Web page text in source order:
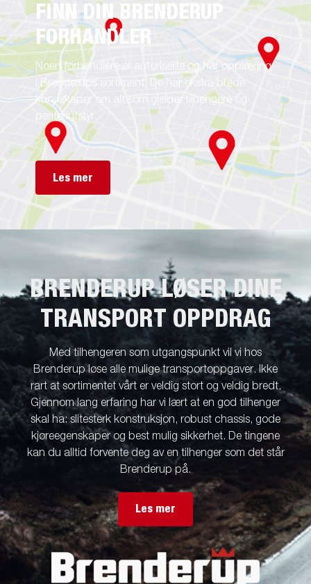
FINN DIN BRENDERUP
FORHANDLER
Noen forhandlere er autoriserte og har opplæring
i Brenderups sortiment. De har ekstra brede
kunnskaper om alt som gjelder tilhengere og
periferiutstyr.
Les mer
BRENDERUP LØSER DINE
TRANSPORT OPPDRAG
Med tilhengeren som utgangspunkt vil vi hos
Brenderup løse alle mulige transportoppgaver. Ikke
rart at sortimentet vårt er veldig stort og veldig bredt.
Gjennom lang erfaring har vi lært at en god tilhenger
skal ha: slitesterk konstruksjon, robust chassis, gode
kjøreegenskaper og best mulig sikkerhet. De tingene
kan du alltid forvente deg av en tilhenger som det står
Brenderup på.
Les mer